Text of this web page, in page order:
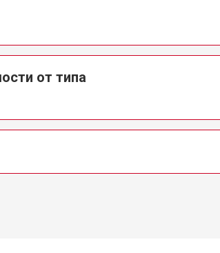
от типа